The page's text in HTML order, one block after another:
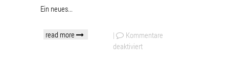
Ein neues...
read more |
Kommentare
deaktiviert